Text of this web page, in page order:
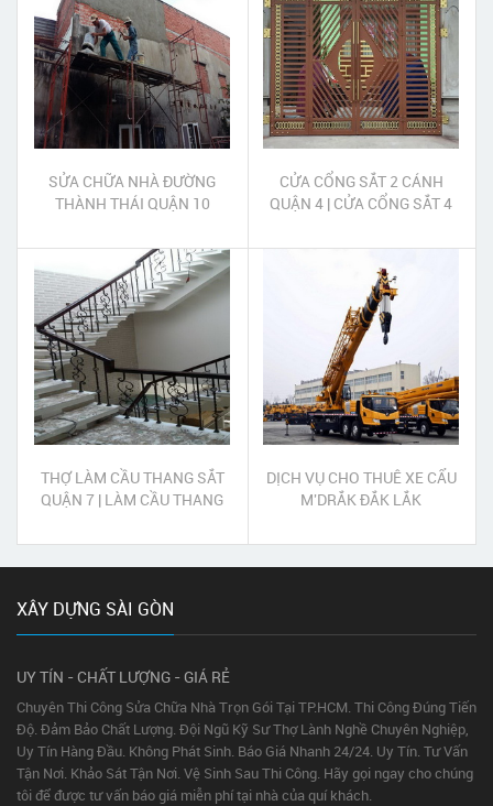
SỬA CHỮA NHÀ ĐƯỜNG
THÀNH THÁI QUẬN 10
CỬA CỔNG SẮT 2 CÁNH
QUẬN 4 | CỬA CỔNG SẮT 4
THỢ LÀM CẦU THANG SẮT
QUẬN 7 | LÀM CẦU THANG
DỊCH VỤ CHO THUÊ XE CẨU
M'DRẮK ĐẮK LẮK
XÂY DỰNG SÀI GÒN
UY TÍN - CHẤT LƯỢNG - GIÁ RẺ
Chuyên Thi Công Sửa Chữa Nhà Trọn Gói Tại TP.HCM. Thi Công Đúng Tiến
Độ. Đảm Bảo Chất Lượng. Đội Ngũ Kỹ Sư Thợ Lành Nghề Chuyên Nghiệp,
Uy Tín Hàng Đầu. Không Phát Sinh. Báo Giá Nhanh 24/24. Uy Tín. Tư Vấn
Tận Nơi. Khảo Sát Tận Nơi. Vệ Sinh Sau Thi Công. Hãy gọi ngay cho chúng
tôi để được tư vấn báo giá miễn phí tại nhà của quí khách.